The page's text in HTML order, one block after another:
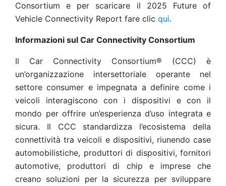
Consortium e per scaricare il 2025 Future of
Vehicle Connectivity Report fare clic qui.
Informazioni sul Car Connectivity Consortium
Il Car Connectivity Consortium® (CCC) è
un’organizzazione intersettoriale operante nel
settore consumer e impegnata a definire come i
veicoli interagiscono con i dispositivi e con il
mondo per offrire un’esperienza d’uso integrata e
sicura. Il CCC standardizza l’ecosistema della
connettività tra veicoli e dispositivi, riunendo case
automobilistiche, produttori di dispositivi, fornitori
automotive, produttori di chip e imprese che
creano soluzioni per la sicurezza per sviluppare